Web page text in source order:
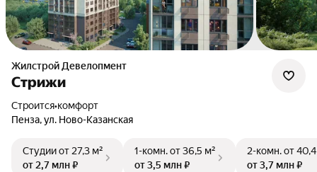
Жилстрой Девелопмент
Стрижи
Строится•комфорт
Пенза, ул. Ново-Казанская
Студииот 27,3 м²
от 2,7 млн ₽
1-комн.от 36,5 м²
от 3,5 млн ₽
2-комн.от
от 3,7 млн ₽